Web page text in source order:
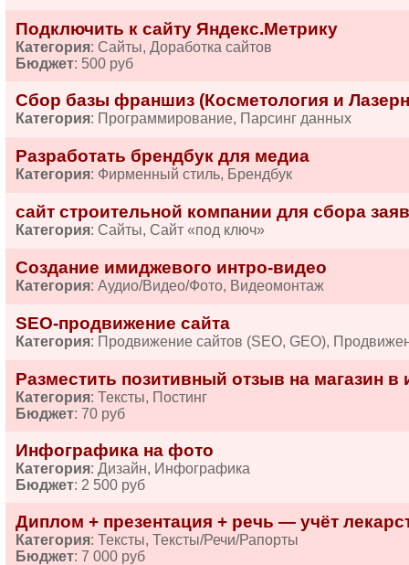
Подключить к сайту Яндекс.Метрику
Категория: Сайты, Доработка сайтов
Бюджет: 500 руб
Сбор базы франшиз (Косметология и
Категория: Программирование, Парсинг данных
Разработать брендбук для медиа
Категория: Фирменный стиль, Брендбук
сайт строительной компании для сбора
Категория: Сайты, Сайт «под ключ»
Создание имиджевого интро-видео
Категория: Аудио/Видео/Фото, Видеомонтаж
SEO-продвижение сайта
Категория: Продвижение сайтов (SEO, GEO),
Разместить позитивный отзыв на магазин в
Категория: Тексты, Постинг
Бюджет: 70 руб
Инфографика на фото
Категория: Дизайн, Инфографика
Бюджет: 2 500 руб
Диплом + презентация + речь — учёт
Категория: Тексты, Тексты/Речи/Рапорты
Бюджет: 7 000 руб